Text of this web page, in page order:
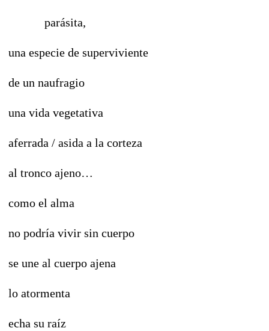
parásita,
una especie de superviviente
de un naufragio
una vida vegetativa
aferrada / asida a la corteza
al tronco ajeno…
como el alma
no podría vivir sin cuerpo
se une al cuerpo ajena
lo atormenta
echa su raíz